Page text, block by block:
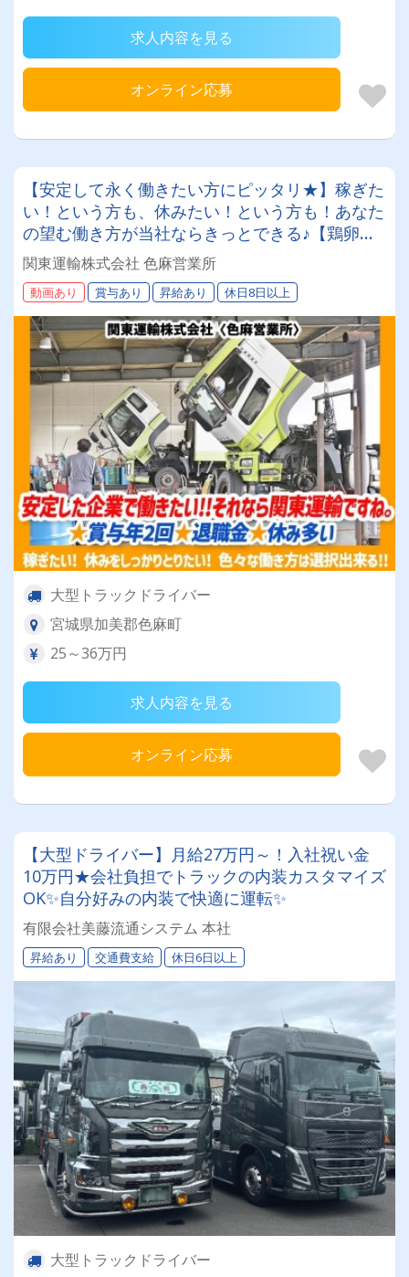
求人内容を見る
オンライン応募
【安定して永く働きたい方にピッタリ★】稼ぎた
い！という方も、休みたい！という方も！あなた
の望む働き方が当社ならきっとできる♪【鶏卵配
送！】大型免許・フォーク免許をお持ちの方なら
ご応募OK★【未経験者歓迎】充実の安心サポー
ト体制♪もちろん経験者は優遇します！うれしい
★賞与は年2回しっかり支給します♪
関東運輸株式会社 色麻営業所
動画あり 賞与あり 昇給あり 休日8日以上
大型トラックドライバー
宮城県加美郡色麻町
25～36万円
求人内容を見る
オンライン応募
【大型ドライバー】月給27万円～！入社祝い金
10万円★会社負担でトラックの内装カスタマイズ
OK✨自分好みの内装で快適に運転✨
有限会社美藤流通システム 本社
昇給あり 交通費支給 休日6日以上
大型トラックドライバー